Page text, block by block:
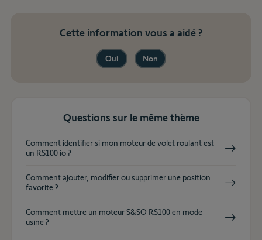
Cette information vous a aidé ?
Oui Non
Questions sur le même thème
Comment identifier si mon moteur de volet roulant est
un RS100 io ?
Comment ajouter, modifier ou supprimer une position
favorite ?
Comment mettre un moteur S&SO RS100 en mode
usine ?